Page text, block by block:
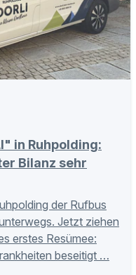
in Ruhpolding:
Bilanz sehr
der Rufbus
Jetzt ziehen
erstes Resümee:
beseitigt …